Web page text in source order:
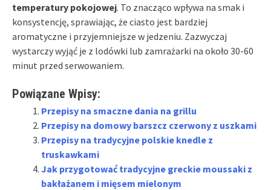
temperatury pokojowej. To znacząco wpływa na smak i
konsystencję, sprawiając, że ciasto jest bardziej
aromatyczne i przyjemniejsze w jedzeniu. Zazwyczaj
wystarczy wyjąć je z lodówki lub zamrażarki na około 30-60
minut przed serwowaniem.
Powiązane Wpisy:
Przepisy na smaczne dania na grillu
Przepisy na domowy barszcz czerwony z uszkami
Przepisy na tradycyjne polskie knedle z
truskawkami
Jak przygotować tradycyjne greckie moussaki z
bakłażanem i mięsem mielonym